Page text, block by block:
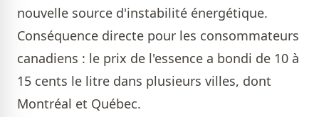
nouvelle source d'instabilité énergétique.
Conséquence directe pour les consommateurs
canadiens : le prix de l'essence a bondi de 10 à
15 cents le litre dans plusieurs villes, dont
Montréal et Québec.